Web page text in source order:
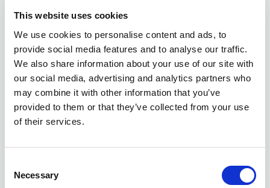
This website uses cookies
We use cookies to personalise content and ads, to
provide social media features and to analyse our traffic.
We also share information about your use of our site with
our social media, advertising and analytics partners who
may combine it with other information that you’ve
provided to them or that they’ve collected from your use
of their services.
Selection
Necessary